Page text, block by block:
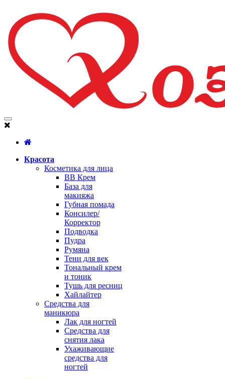
Красота
Косметика для лица
BB Крем
База для
макияжа
Губная помада
Консилер/
Корректор
Подводка
Пудра
Румяна
Тени для век
Тональный крем
и тоник
Тушь для ресниц
Хайлайтер
Средства для
маникюра
Лак для ногтей
Средства для
снятия лака
Ухаживающие
средства для
ногтей